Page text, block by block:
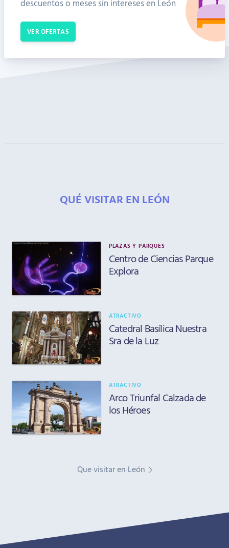
descuentos o meses sin intereses en León
VER OFERTAS
QUÉ VISITAR EN LEÓN
PLAZAS Y PARQUES
Centro de Ciencias Parque
Explora
ATRACTIVO
Catedral Basílica Nuestra
Sra de la Luz
ATRACTIVO
Arco Triunfal Calzada de
los Héroes
Que visitar en León